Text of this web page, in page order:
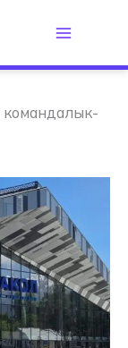
командалык-